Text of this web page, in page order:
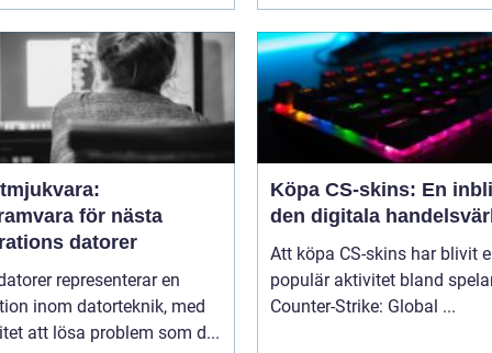
för nästa
datorer
representerar en
inom datorteknik, med
att lösa problem som d...
Köpa CS-skins: En
den digitala
Att köpa CS-skins har blivit
populär aktivitet bland
Counter-Strike: Global ...